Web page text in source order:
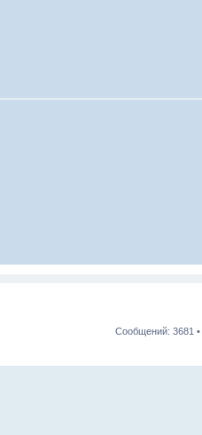
Сообщений: 3681 •